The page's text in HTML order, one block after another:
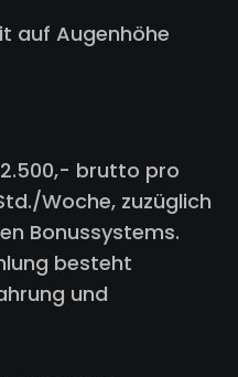
auf Augenhöhe
2.500,- brutto pro
Woche, zuzüglich
Bonussystems.
besteht
und